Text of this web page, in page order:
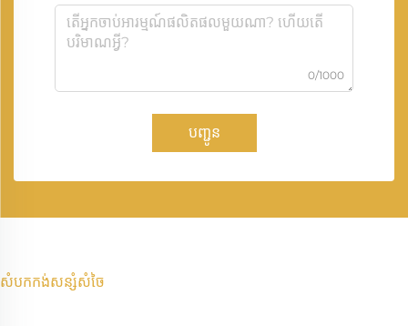
0/1000
បញ្ជូន
សំបកកង់សន្សំសំចៃ